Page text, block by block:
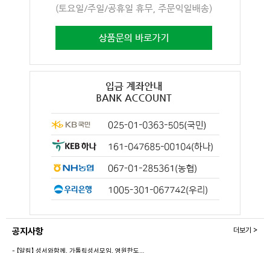
공지사항
- 【알림】 성서와함께, 가톨릭성서모임, 영원한도…
더보기 >